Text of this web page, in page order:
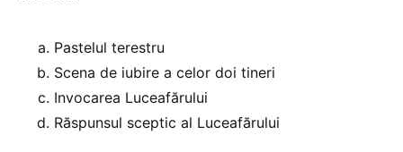
Pastelul terestru
Scena de iubire a celor doi tineri
Invocarea Luceafărului
Răspunsul sceptic al Luceafărului